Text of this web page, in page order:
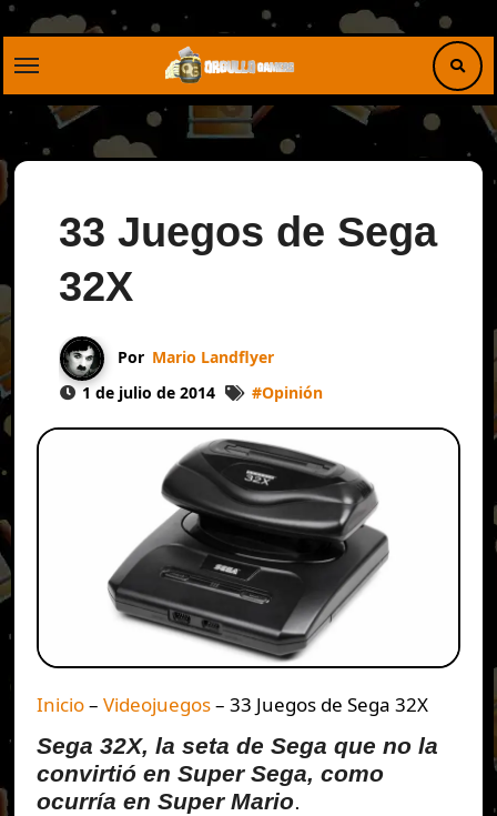
Saltar
33 Juegos de Sega
32X
Por Mario Landflyer
1 de julio de 2014
#Opinión
Inicio– Videojuegos– 33 Juegos de Sega 32X
Sega 32X, la seta de Sega que no la
convirtió en Super Sega, como
ocurría en Super Mario.